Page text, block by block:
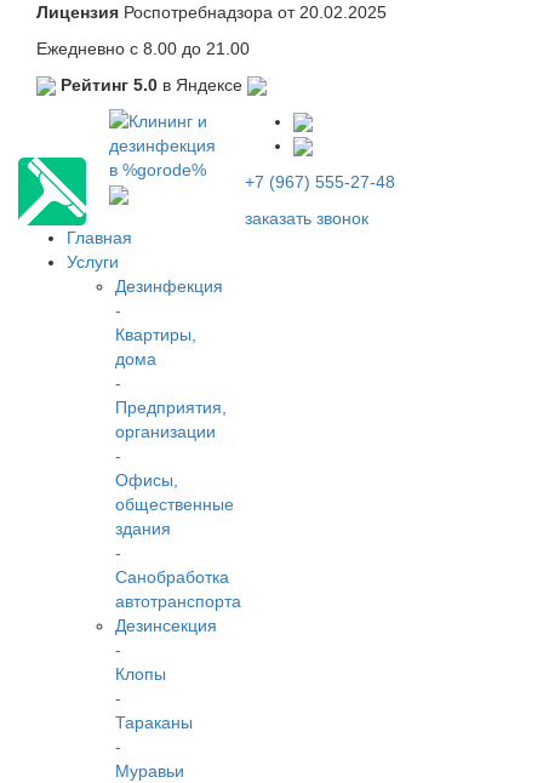
Лицензия Роспотребнадзора от 20.02.2025
Ежедневно с 8.00 до 21.00
Рейтинг 5.0 в Яндексе
Главная
Услуги
Дезинфекция
-
Квартиры,
дома
-
Предприятия,
организации
-
Офисы,
общественные
здания
-
Санобработка
автотранспорта
Дезинсекция
-
Клопы
-
Тараканы
-
Муравьи
+7 (967) 555-27-48
заказать звонок